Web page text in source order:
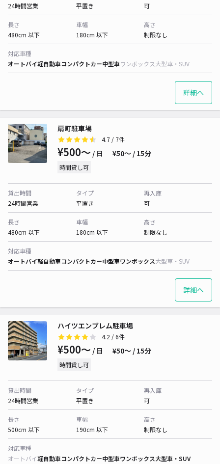
24時間営業
平置き
可
長さ
480cm 以下
車幅
180cm 以下
高さ
制限なし
対応車種
オートバイ軽自動車コンパクトカー中型車ワンボックス大型車・SUV
詳細へ
扇町駐車場
4.7 / 7件
¥500〜 / 日 ¥50〜 / 15分
時間貸し可
貸出時間
24時間営業
タイプ
平置き
再入庫
可
長さ
480cm 以下
車幅
180cm 以下
高さ
制限なし
対応車種
オートバイ軽自動車コンパクトカー中型車ワンボックス大型車・SUV
詳細へ
ハイツエンブレム駐車場
4.2 / 6件
¥500〜 / 日 ¥50〜 / 15分
時間貸し可
貸出時間
24時間営業
タイプ
平置き
再入庫
可
長さ
500cm 以下
車幅
190cm 以下
高さ
制限なし
対応車種
オートバイ軽自動車コンパクトカー中型車ワンボックス大型車・SUV